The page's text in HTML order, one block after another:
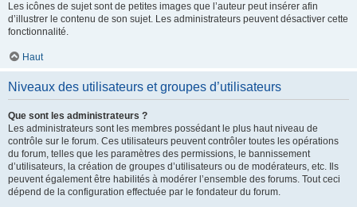
Les icônes de sujet sont de petites images que l’auteur peut insérer afin
d’illustrer le contenu de son sujet. Les administrateurs peuvent désactiver cette
fonctionnalité.
Haut
Niveaux des utilisateurs et groupes d’utilisateurs
Que sont les administrateurs ?
Les administrateurs sont les membres possédant le plus haut niveau de
contrôle sur le forum. Ces utilisateurs peuvent contrôler toutes les opérations
du forum, telles que les paramètres des permissions, le bannissement
d’utilisateurs, la création de groupes d’utilisateurs ou de modérateurs, etc. Ils
peuvent également être habilités à modérer l’ensemble des forums. Tout ceci
dépend de la configuration effectuée par le fondateur du forum.